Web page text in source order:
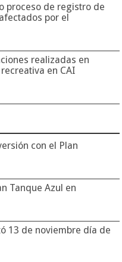
proceso de registro de
por el
realizadas en
en CAI
con el Plan
Tanque Azul en
13 de noviembre día de